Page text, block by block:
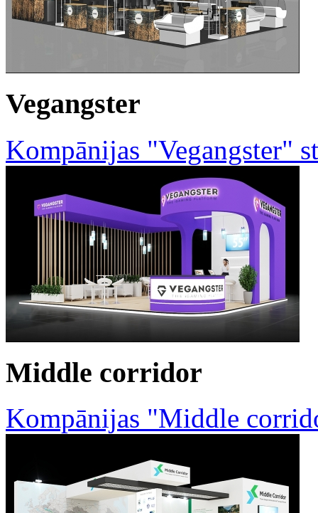
Vegangster
Kompānijas "Vegangster"
Middle corridor
Kompānijas "Middle